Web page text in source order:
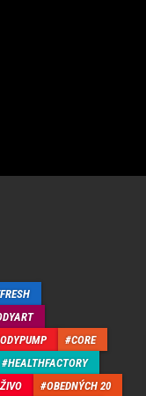
CORE
HEALTHFACTORY
OBEDNÝCH 20